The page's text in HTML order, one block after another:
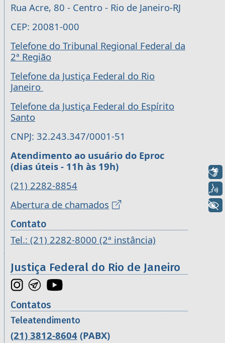
Rua Acre, 80 - Centro - Rio de Janeiro-RJ
CEP: 20081-000
Telefone do Tribunal Regional Federal da
2ª Região
Telefone da Justiça Federal do Rio
Janeiro
Telefone da Justiça Federal do Espírito
Santo
CNPJ: 32.243.347/0001-51
Atendimento ao usuário do Eproc
(dias úteis - 11h às 19h)
(21) 2282-8854
Abertura de chamados
Contato
Tel.: (21) 2282-8000 (2ª instância)
Justiça Federal do Rio de Janeiro
Contatos
Teleatendimento
(21) 3812-8604 (PABX)